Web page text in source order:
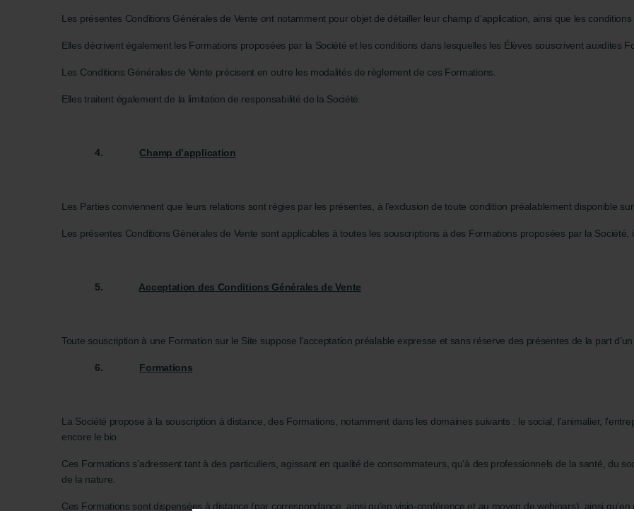
Les présentes Conditions Générales de Vente ont notamment pour objet de détailler leur champ d’application, ainsi que les conditions
Elles décrivent également les Formations proposées par la Société et les conditions dans lesquelles les Élèves souscrivent auxdites
Les Conditions Générales de Vente précisent en outre les modalités de règlement de ces Formations.
Elles traitent également de la limitation de responsabilité de la Société.
4. Champ d’application
Les Parties conviennent que leurs relations sont régies par les présentes, à l’exclusion de toute condition préalablement disponible sur
Les présentes Conditions Générales de Vente sont applicables à toutes les souscriptions à des Formations proposées par la Société,
5. Acceptation des Conditions Générales de Vente
Toute souscription à une Formation sur le Site suppose l’acceptation préalable expresse et sans réserve des présentes de la part
6. Formations
La Société propose à la souscription à distance, des Formations, notamment dans les domaines suivants : le social, l’animalier,
encore le bio.
Ces Formations s’adressent tant à des particuliers, agissant en qualité de consommateurs, qu’à des professionnels de la santé, du
de la nature.
Ces Formations sont dispensées à distance (par correspondance, ainsi qu’en visio-conférence et au moyen de webinars), ainsi